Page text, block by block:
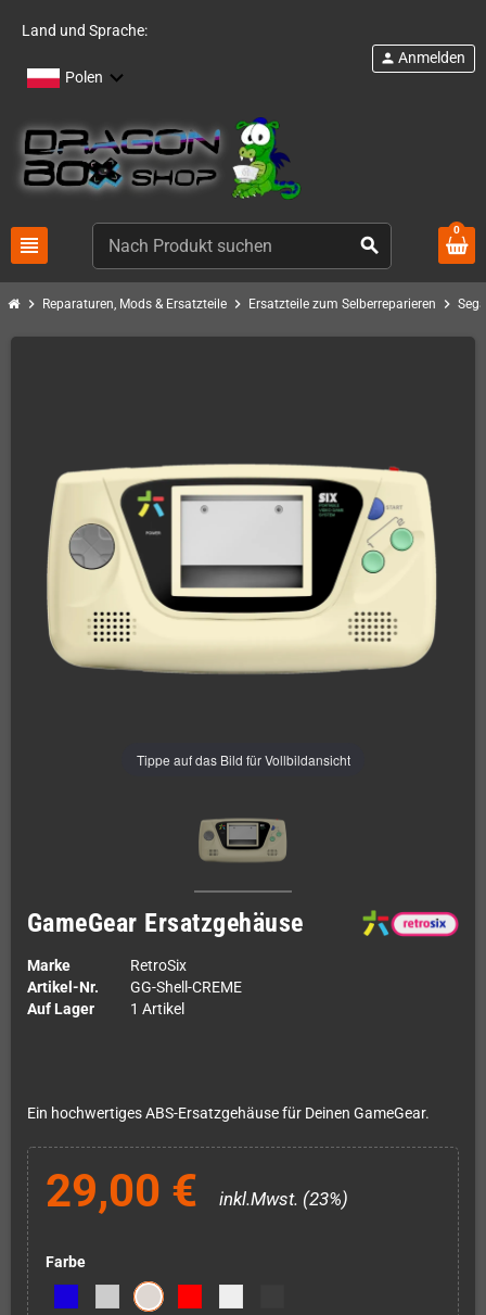
Land und Sprache:
Polen
view_headline search
person Anmelden
0
chevron_right Reparaturen, Mods & Ersatzteile chevron_right Ersatzteile zum Selberreparieren chevron_right
Tippe auf das Bild für Vollbildansicht
GameGear Ersatzgehäuse
Marke
RetroSix
Artikel-Nr.
GG-Shell-CREME
Auf Lager
1 Artikel
Ein hochwertiges ABS-Ersatzgehäuse für Deinen GameGear.
29,00 € inkl.Mwst. (23%)
Farbe